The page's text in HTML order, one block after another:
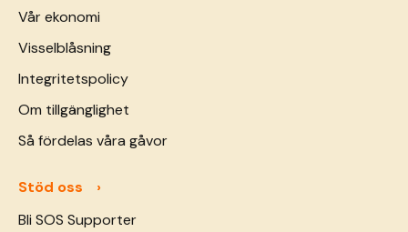
Vår ekonomi
Visselblåsning
Integritetspolicy
Om tillgänglighet
Så fördelas våra gåvor
Stöd oss
Bli SOS Supporter